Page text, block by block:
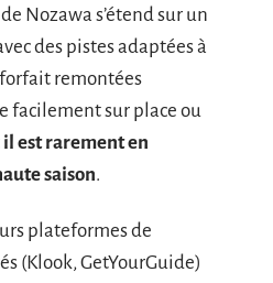
Nozawa s’étend sur un
des pistes adaptées à
remontées
facilement sur place ou
il est rarement en
saison.
plateformes de
(Klook, GetYourGuide)